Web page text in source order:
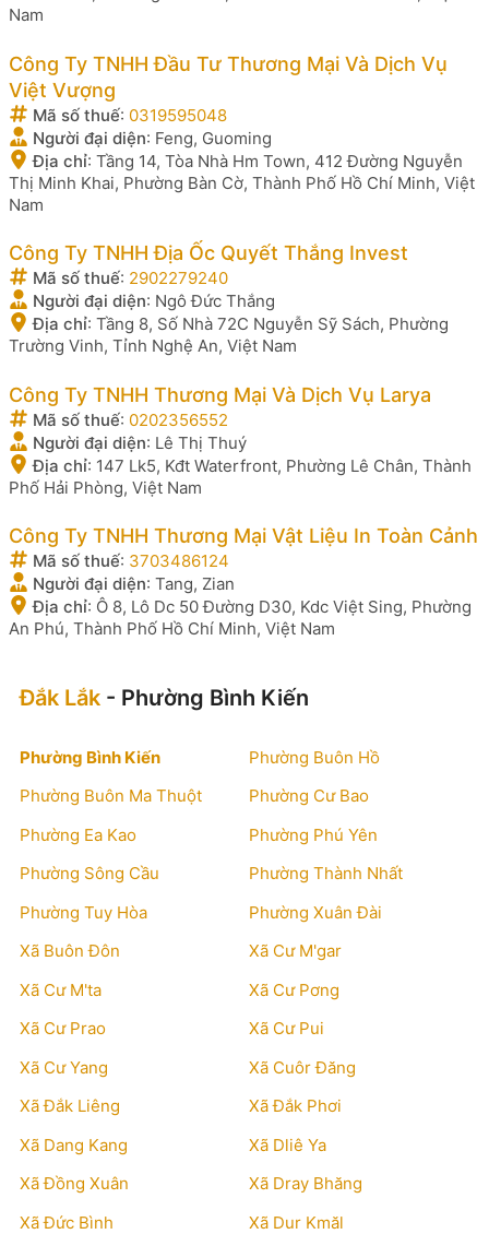
Nam
Công Ty TNHH Đầu Tư Thương Mại Và Dịch Vụ
Việt Vượng
Mã số thuế: 0319595048
Người đại diện: Feng, Guoming
Địa chỉ: Tầng 14, Tòa Nhà Hm Town, 412 Đường Nguyễn
Thị Minh Khai, Phường Bàn Cờ, Thành Phố Hồ Chí Minh, Việt
Nam
Công Ty TNHH Địa Ốc Quyết Thắng Invest
Mã số thuế: 2902279240
Người đại diện: Ngô Đức Thắng
Địa chỉ: Tầng 8, Số Nhà 72C Nguyễn Sỹ Sách, Phường
Trường Vinh, Tỉnh Nghệ An, Việt Nam
Công Ty TNHH Thương Mại Và Dịch Vụ Larya
Mã số thuế: 0202356552
Người đại diện: Lê Thị Thuý
Địa chỉ: 147 Lk5, Kđt Waterfront, Phường Lê Chân, Thành
Phố Hải Phòng, Việt Nam
Công Ty TNHH Thương Mại Vật Liệu In Toàn Cảnh
Mã số thuế: 3703486124
Người đại diện: Tang, Zian
Địa chỉ: Ô 8, Lô Dc 50 Đường D30, Kdc Việt Sing, Phường
An Phú, Thành Phố Hồ Chí Minh, Việt Nam
Đắk Lắk - Phường Bình Kiến
Phường Bình Kiến
Phường Buôn Hồ
Phường Buôn Ma Thuột
Phường Cư Bao
Phường Ea Kao
Phường Phú Yên
Phường Sông Cầu
Phường Thành Nhất
Phường Tuy Hòa
Phường Xuân Đài
Xã Buôn Đôn
Xã Cư M'gar
Xã Cư M'ta
Xã Cư Pơng
Xã Cư Prao
Xã Cư Pui
Xã Cư Yang
Xã Cuôr Đăng
Xã Đắk Liêng
Xã Đắk Phơi
Xã Dang Kang
Xã Dliê Ya
Xã Đồng Xuân
Xã Dray Bhăng
Xã Đức Bình
Xã Dur Kmăl